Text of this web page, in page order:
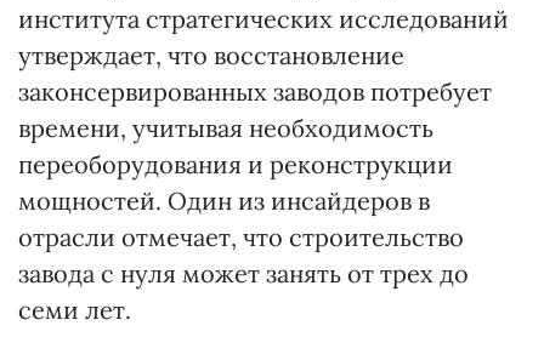
института стратегических исследований
утверждает, что восстановление
законсервированных заводов потребует
времени, учитывая необходимость
переоборудования и реконструкции
мощностей. Один из инсайдеров в
отрасли отмечает, что строительство
завода с нуля может занять от трех до
семи лет.